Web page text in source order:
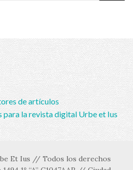
de artículos
la revista digital Urbe et Ius
Et Ius // Todos los derechos